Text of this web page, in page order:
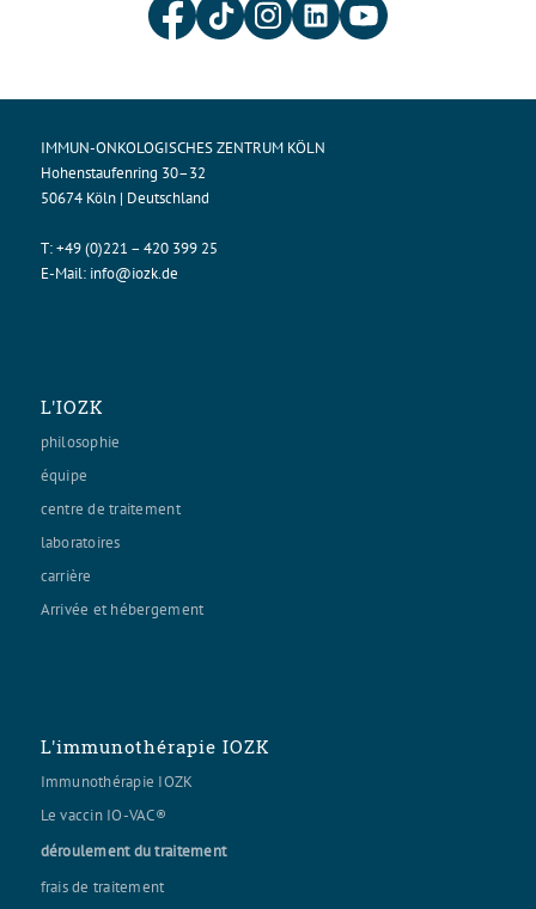
IMMUN-ONKOLOGISCHES ZENTRUM KÖLN
Hohenstaufenring 30–32
50674 Köln | Deutschland
T:+49 (0)221 – 420 399 25
E-Mail: info@iozk.de
L'IOZK
philosophie
équipe
centre de traitement
laboratoires
carrière
Arrivée et hébergement
L'immunothérapie IOZK
Immunothérapie IOZK
Le vaccin IO-VAC®
déroulement du traitement
frais de traitement